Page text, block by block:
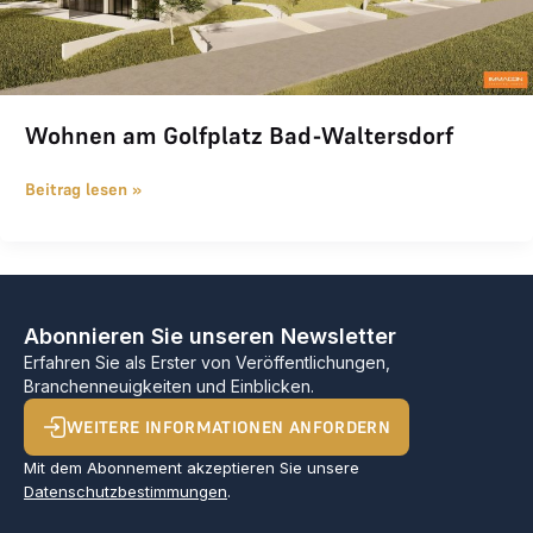
Wohnen am Golfplatz Bad-Waltersdorf
Beitrag lesen »
Abonnieren Sie unseren Newsletter
Erfahren Sie als Erster von Veröffentlichungen,
Branchenneuigkeiten und Einblicken.
WEITERE INFORMATIONEN ANFORDERN
Mit dem Abonnement akzeptieren Sie unsere
Datenschutzbestimmungen.